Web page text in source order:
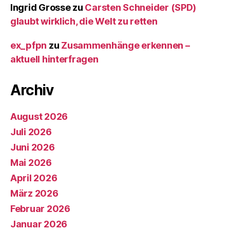
Ingrid Grossezu Carsten Schneider (SPD)
glaubt wirklich, die Welt zu retten
ex_pfpn zu Zusammenhänge erkennen –
aktuell hinterfragen
Archiv
August 2026
Juli 2026
Juni 2026
Mai 2026
April 2026
März 2026
Februar 2026
Januar 2026